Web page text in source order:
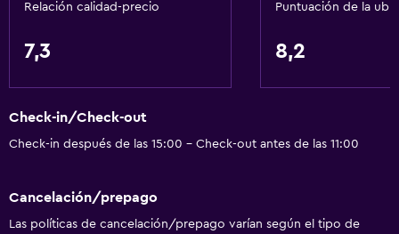
Relación calidad-precio
7,3
Puntuación de la
8,2
Check-in/Check-out
Check-in después de las 15:00 - Check-out antes de las 11:00
Cancelación/prepago
Las políticas de cancelación/prepago varían según el tipo de